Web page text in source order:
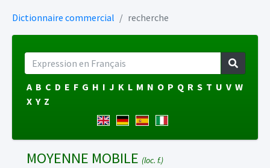
Dictionnaire commercial recherche
A B C D E F G H I J K L M N O P Q R S T U V W
X Y Z
MOYENNE MOBILE (loc. f.)